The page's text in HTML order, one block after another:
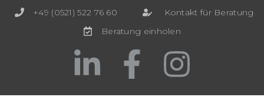
+49 (0521) 522 76 60
Kontakt für Beratung
Beratung einholen